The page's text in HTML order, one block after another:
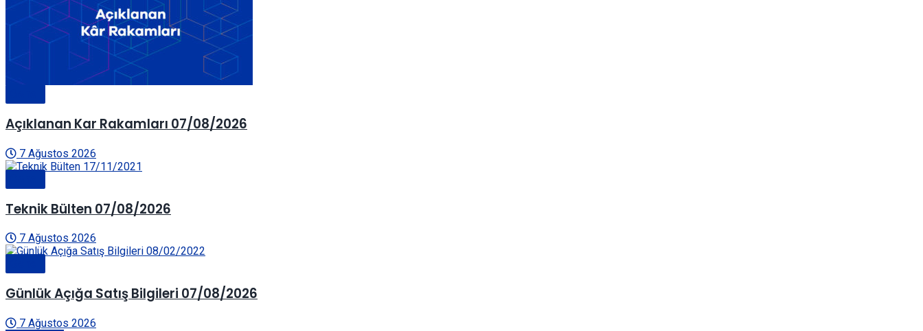
Açıklanan Kar Rakamları 07/08/2026
7 Ağustos 2026
Teknik Bülten 07/08/2026
7 Ağustos 2026
Günlük Açığa Satış Bilgileri 07/08/2026
7 Ağustos 2026